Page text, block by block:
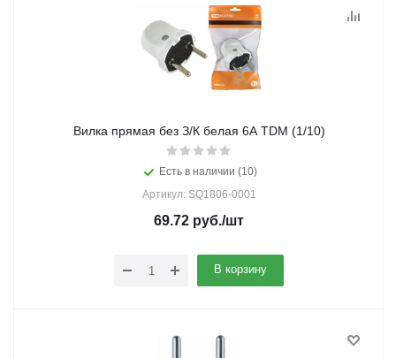
Вилка прямая без З/К белая 6А TDM (1/10)
Есть в наличии (10)
Артикул: SQ1806-0001
69.72 руб./шт
В корзину